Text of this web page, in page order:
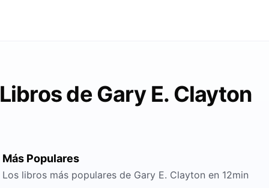
Libros de Gary E. Clayton
Más Populares
Los libros más populares de Gary E. Clayton en 12min